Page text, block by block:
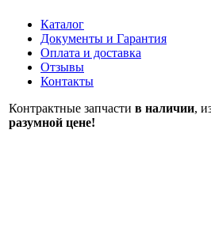
Каталог
Документы и Гарантия
Оплата и доставка
Отзывы
Контакты
Контрактные запчасти в наличии,
разумной цене!